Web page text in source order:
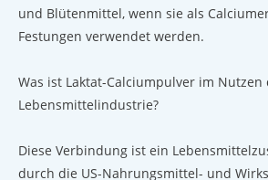
und Blütenmittel, wenn sie als
Festungen verwendet werden.
Was ist Laktat-Calciumpulver im Nutzen
Lebensmittelindustrie?
Diese Verbindung ist ein
durch die US-Nahrungsmittel- und